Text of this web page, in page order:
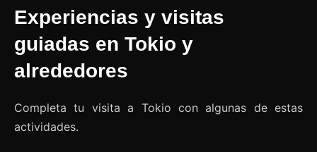
Experiencias y visitas
guiadas en Tokio y
alrededores
Completa tu visita a Tokio con algunas de estas
actividades.